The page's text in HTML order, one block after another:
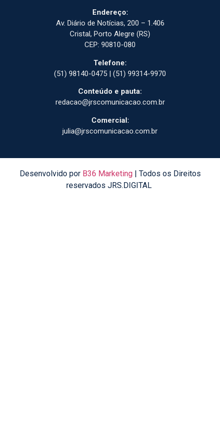
Endereço:
Av. Diário de Notícias, 200 – 1.406
Cristal, Porto Alegre (RS)
CEP: 90810-080
Telefone:
(51) 98140-0475 | (51) 99314-9970
Conteúdo e pauta:
redacao@jrscomunicacao.com.br
Comercial:
julia@jrscomunicacao.com.br
Desenvolvido por B36 Marketing| Todos os Direitos
reservados JRS.DIGITAL